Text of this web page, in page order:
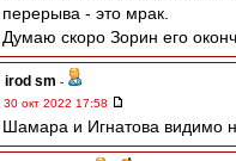
перерыва - это мрак.
Думаю скоро Зорин его
irod sm -
30 окт 2022 17:58
Шамара и Игнатова видимо